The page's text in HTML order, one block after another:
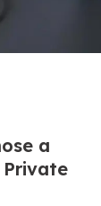
a
Private